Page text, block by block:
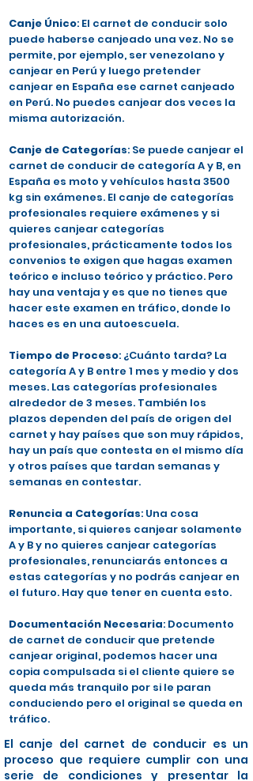
Canje Único: El carnet de conducir solo
puede haberse canjeado una vez. No se
permite, por ejemplo, ser venezolano y
canjear en Perú y luego pretender
canjear en España ese carnet canjeado
en Perú. No puedes canjear dos veces la
misma autorización.
Canje de Categorías: Se puede canjear el
carnet de conducir de categoría A y B, en
España es moto y vehículos hasta 3500
kg sin exámenes. El canje de categorías
profesionales requiere exámenes y si
quieres canjear categorías
profesionales, prácticamente todos los
convenios te exigen que hagas examen
teórico e incluso teórico y práctico. Pero
hay una ventaja y es que no tienes que
hacer este examen en tráfico, donde lo
haces es en una autoescuela.
Tiempo de Proceso: ¿Cuánto tarda? La
categoría A y B entre 1 mes y medio y dos
meses. Las categorías profesionales
alrededor de 3 meses. También los
plazos dependen del país de origen del
carnet y hay países que son muy rápidos,
hay un país que contesta en el mismo día
y otros países que tardan semanas y
semanas en contestar.
Renuncia a Categorías: Una cosa
importante, si quieres canjear solamente
A y B y no quieres canjear categorías
profesionales, renunciarás entonces a
estas categorías y no podrás canjear en
el futuro. Hay que tener en cuenta esto.
Documentación Necesaria: Documento
de carnet de conducir que pretende
canjear original, podemos hacer una
copia compulsada si el cliente quiere se
queda más tranquilo por si le paran
conduciendo pero el original se queda en
tráfico.
El canje del carnet de conducir es un
proceso que requiere cumplir con una
serie de condiciones y presentar la